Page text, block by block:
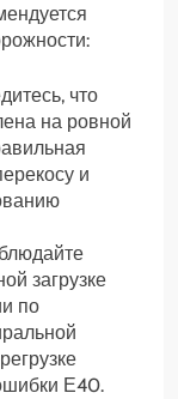
что
на ровной
и
загрузке
по
Е40.